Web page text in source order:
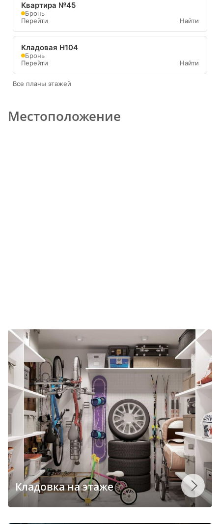
Квартира №45
Бронь
Перейти
Найти
Кладовая Н104
Бронь
Перейти
Найти
Все планы этажей
Местоположение
Кладовка на этаже